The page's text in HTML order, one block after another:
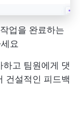
업을 완료하는
요
고 팀원에게 댓
건설적인 피드백